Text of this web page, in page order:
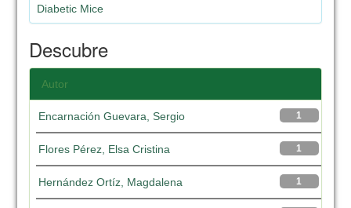
Diabetic Mice
Descubre
Autor
1
Encarnación Guevara, Sergio
1
Flores Pérez, Elsa Cristina
1
Hernández Ortíz, Magdalena